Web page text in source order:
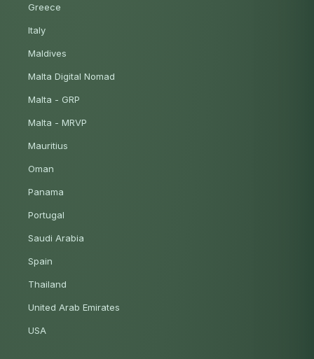
Greece
Italy
Maldives
Malta Digital Nomad
Malta - GRP
Malta - MRVP
Mauritius
Oman
Panama
Portugal
Saudi Arabia
Spain
Thailand
United Arab Emirates
USA